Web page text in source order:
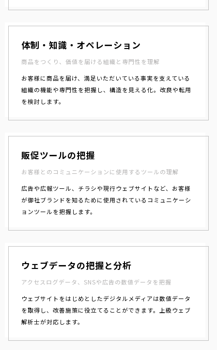
体制・知識・オペレーション
商品をつくり、価値を届ける組織と専門性を理解
お客様に商品を届け、満足いただいている事実を支えている
組織の機能や専門性を把握し、構造を見える化。改良や転用
を検討します。
販促ツールの把握
お客様とのコミュニケーションに使用するツールの理解
広告や広報ツール、チラシや現行ウェブサイトなど、お客様
が御社ブランドを知るために使用されているコミュニケーシ
ョンツールを把握します。
ウェブデータの把握と分析
アクセスログデータ、SNSや広告の数値データを把握
ウェブサイトをはじめとしたデジタルメディアは数値データ
を取得し、改善施策に役立てることができます。上級ウェブ
解析士が対応します。